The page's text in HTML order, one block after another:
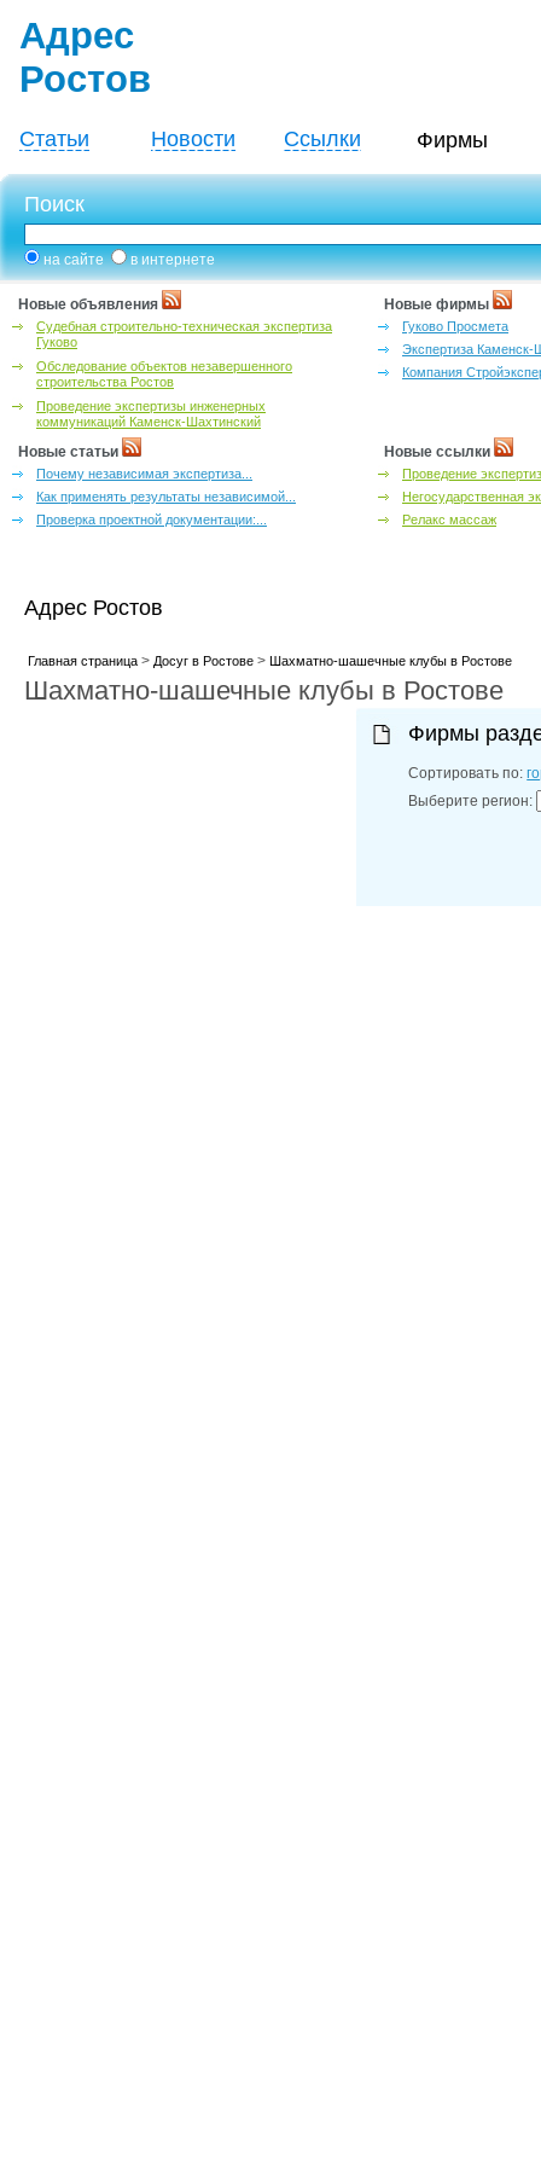
Адрес
Ростов
Статьи Новости Ссылки Фирмы
Поиск
на сайте в интернете
Новые объявления
Судебная строительно-техническая экспертиза
Гуково
Обследование объектов незавершенного
строительства Ростов
Проведение экспертизы инженерных
коммуникаций Каменск-Шахтинский
Новые фирмы
Гуково Просмета
Экспертиза Каменск-
Компания
Новые статьи
Почему независимая экспертиза...
Как применять результаты независимой...
Проверка проектной документации:...
Новые ссылки
Проведение
Негосударственная
Релакс массаж
Адрес Ростов
Главная страница> Досуг в Ростове> Шахматно-шашечные клубы в Ростове
Шахматно-шашечные клубы в Ростове
Фирмы
Сортировать по:
Выберите регион: